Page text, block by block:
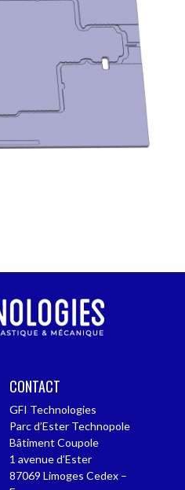
CONTACT
GFI Technologies
Parc d’Ester Technopole
Bâtiment Coupole
1 avenue d’Ester
87069 Limoges Cedex –